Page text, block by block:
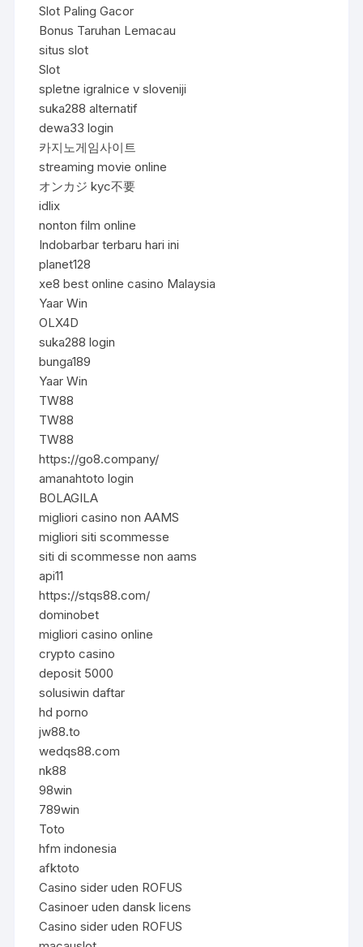
Slot Paling Gacor
Bonus Taruhan Lemacau
situs slot
Slot
spletne igralnice v sloveniji
suka288 alternatif
dewa33 login
카지노게임사이트
streaming movie online
オンカジ kyc不要
idlix
nonton film online
Indobarbar terbaru hari ini
planet128
xe8 best online casino Malaysia
Yaar Win
OLX4D
suka288 login
bunga189
Yaar Win
TW88
TW88
TW88
https://go8.company/
amanahtoto login
BOLAGILA
migliori casino non AAMS
migliori siti scommesse
siti di scommesse non aams
api11
https://stqs88.com/
dominobet
migliori casino online
crypto casino
deposit 5000
solusiwin daftar
hd porno
jw88.to
wedqs88.com
nk88
98win
789win
Toto
hfm indonesia
afktoto
Casino sider uden ROFUS
Casinoer uden dansk licens
Casino sider uden ROFUS